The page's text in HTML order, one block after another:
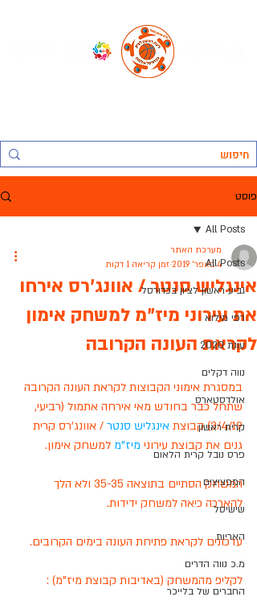
פוסט
All Posts
גביע ראשון לציון בכדורסל
רפי מילוא
עונת 2020
נווה דקלים
אולדסטארס
קרית ראשון
פרס נובל קרית הלאום
המפציצים
שישיסל
האריות
מ.כ נווה הדרים
החברים של בלייכר
All Posts
אינגליש סנטר / אוונג'רס אירחו
את עירוני מיז"מ למשחק אימון
לקראת העונה הקרובה
מערכת האתר
4 באפר׳ 2019
זמן קריאה 1 דקות
במסגרת אימוני הקבוצות לקראת העונה הקרובה
שתחל כבר בחודש מאי אירחה אתמול (רביעי,
3/4/19) קבוצת
אינגליש סנטר / אוונג'רס קרית
גנים את קבוצת עירוני מיז"מ למשחק אימון.
המשחק הסתיים בתוצאה 35-35 ולא הלך
להארכה כיאה למשחק ידידות.
עדכונים לקראת פתיחת העונה בימים הקרובים.
לקליפ מהמשחק (באדיבות קבוצת מיז"מ) :